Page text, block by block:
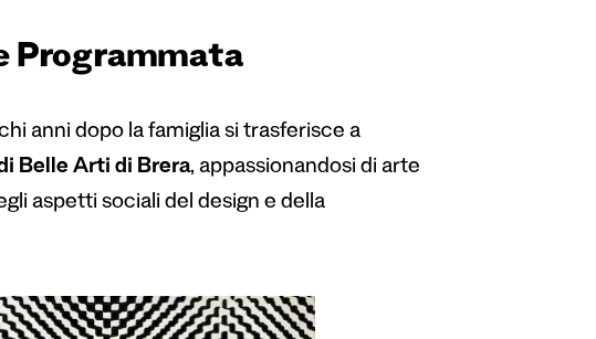
Programmata
anni dopo la famiglia si trasferisce a
Belle Arti di Brera, appassionandosi di arte
aspetti sociali del design e della